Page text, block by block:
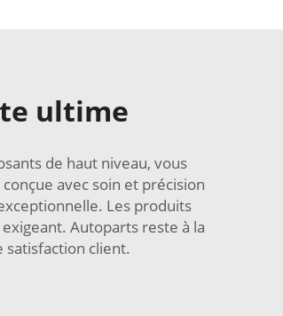
ultime
de haut niveau, vous
avec soin et précision
Les produits
Autoparts reste à la
satisfaction client.